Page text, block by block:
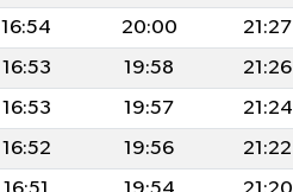
16:54 20:00
21:27
16:53 19:58
21:26
16:53 19:57
21:24
16:52 19:56
21:22